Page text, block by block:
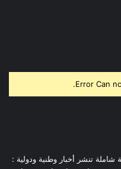
Error Can
شاملة تنشر أخبار وطنية ودولية :